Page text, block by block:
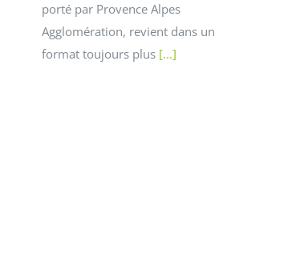
porté par Provence Alpes
Agglomération, revient dans un
format toujours plus [...]